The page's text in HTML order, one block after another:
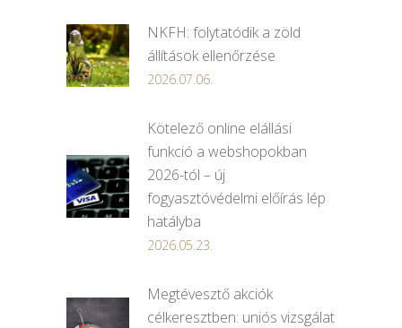
NKFH: folytatódik a zöld
állítások ellenőrzése
2026.07.06.
Kötelező online elállási
funkció a webshopokban
2026-tól – új
fogyasztóvédelmi előírás lép
hatályba
2026.05.23.
Megtévesztő akciók
célkeresztben: uniós vizsgálat